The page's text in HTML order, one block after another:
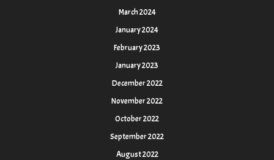
March 2024
January 2024
February 2023
January 2023
December 2022
November 2022
October 2022
September 2022
August 2022